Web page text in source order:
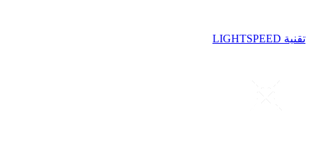
تقنية LIGHTSPEED